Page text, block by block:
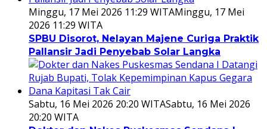
Minggu, 17 Mei 2026 11:29 WITAMinggu, 17 Mei
2026 11:29 WITA
SPBU Disorot, Nelayan Majene Curiga Praktik
Pallansir Jadi Penyebab Solar Langka
Sabtu, 16 Mei 2026 20:20 WITASabtu, 16 Mei 2026
20:20 WITA